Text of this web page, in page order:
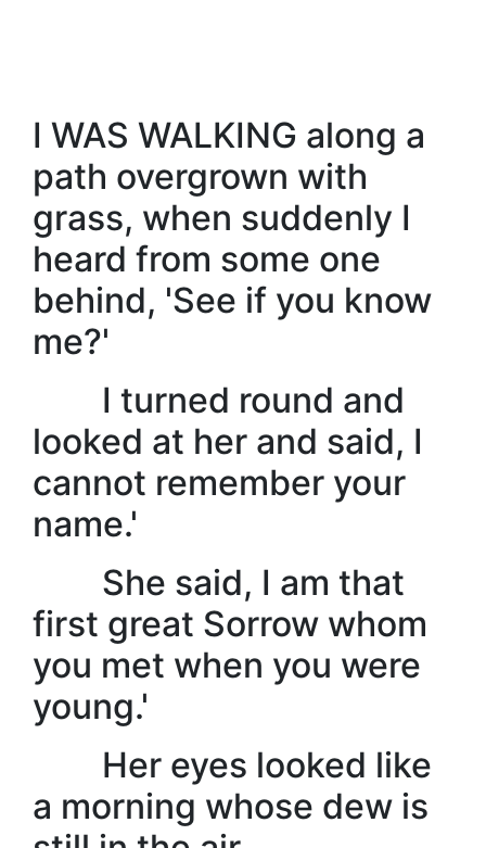
I WAS WALKING along a
path overgrown with
grass, when suddenly I
heard from some one
behind, 'See if you know
me?'
I turned round and
looked at her and said, I
cannot remember your
name.'
She said, I am that
first great Sorrow whom
you met when you were
young.'
Her eyes looked like
a morning whose dew is